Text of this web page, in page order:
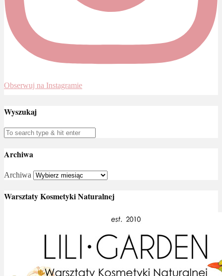
Obserwuj na Instagramie
Wyszukaj
Archiwa
Archiwa
Warsztaty Kosmetyki Naturalnej